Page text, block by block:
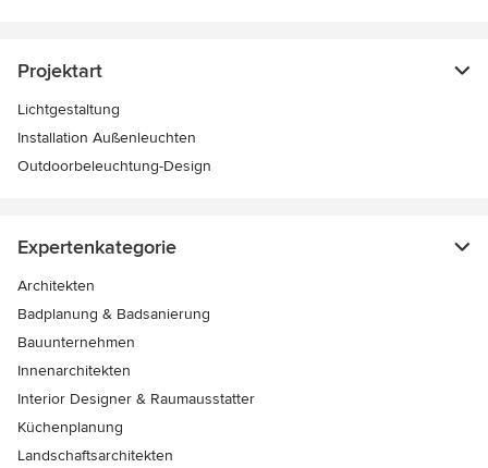
Projektart
Lichtgestaltung
Installation Außenleuchten
Outdoorbeleuchtung-Design
Expertenkategorie
Architekten
Badplanung & Badsanierung
Bauunternehmen
Innenarchitekten
Interior Designer & Raumausstatter
Küchenplanung
Landschaftsarchitekten